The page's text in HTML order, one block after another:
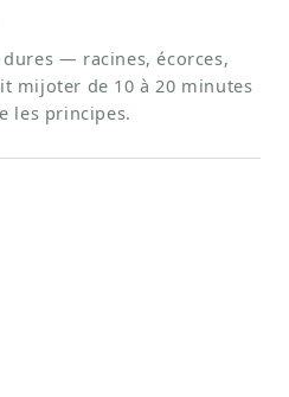
— racines, écorces,
mijoter de 10 à 20 minutes
les principes.